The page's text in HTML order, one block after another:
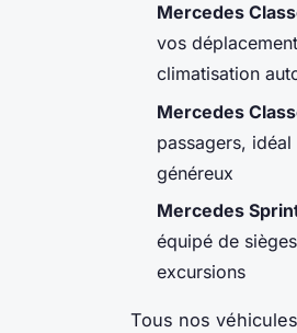
Mercedes
vos
climatisation
Mercedes
passagers,
généreux
Mercedes
équipé de
excursions
Tous nos